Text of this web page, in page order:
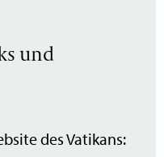
und
des Vatikans: